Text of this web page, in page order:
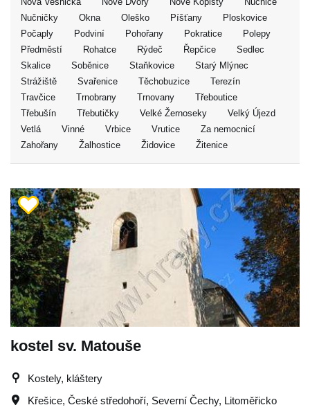
Nučničky
Okna Oleško Píšťany
Ploskovice
Počaply
Podviní Pohořany Pokratice
Polepy
Předměstí
Rohatce Rýdeč Řepčice
Sedlec
Skalice
Soběnice Staňkovice
Starý Mlýnec
Strážiště
Svařenice Těchobuzice
Terezín
Travčice
Trnobrany Trnovany
Třeboutice
Třebušín
Třebutičky Velké Žernoseky
Velký Újezd
Vetlá
Vinné Vrbice Vrutice
Za nemocnicí
Zahořany
Žalhostice Židovice Žitenice
kostel sv. Matouše
Kostely, kláštery
Křešice, České středohoří, Severní Čechy, Litoměřicko